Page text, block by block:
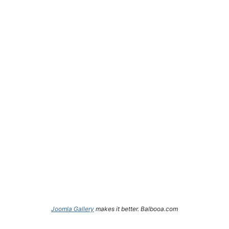
Joomla Gallery makes it better. Balbooa.com